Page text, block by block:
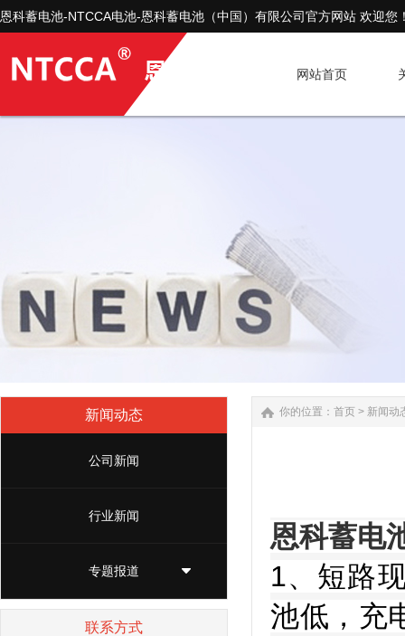
恩科蓄电池-NTCCA电池-恩科蓄电池（中国）有限公司官方网站 欢迎您
网站首页
新闻动态
公司新闻
行业新闻
专题报道
联系方式
你的位置： 首页 > 新闻动
恩科蓄电
1、短路
池低，充